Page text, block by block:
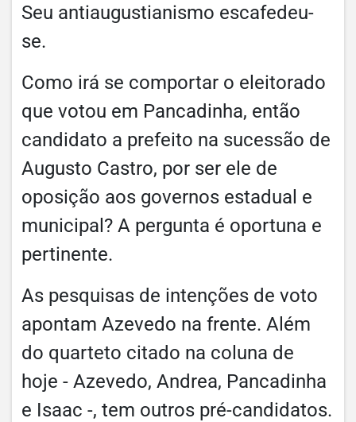
Seu antiaugustianismo escafedeu-
se.
Como irá se comportar o eleitorado
que votou em Pancadinha, então
candidato a prefeito na sucessão de
Augusto Castro, por ser ele de
oposição aos governos estadual e
municipal? A pergunta é oportuna e
pertinente.
As pesquisas de intenções de voto
apontam Azevedo na frente. Além
do quarteto citado na coluna de
hoje - Azevedo, Andrea, Pancadinha
e Isaac -, tem outros pré-candidatos.